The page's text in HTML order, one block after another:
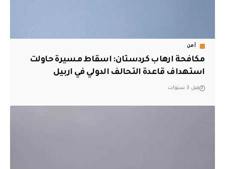
أمن
مكافحة ارهاب كردستان: اسقاط مسيرة حاولت
استهداف قاعدة التحالف الدولي في اربيل
قبل 3 سنوات